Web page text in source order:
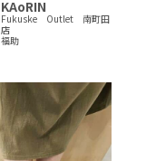
KAoRIN
Fukuske Outlet 南町田
店
福助